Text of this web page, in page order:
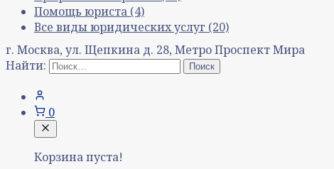
Помощь юриста (4)
Все виды юридических услуг (20)
г. Москва, ул. Щепкина д. 28, Метро Проспект Мира
Найти:
0
Корзина пуста!